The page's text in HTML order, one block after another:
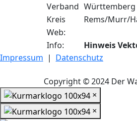
Verband Württemberg
Kreis
Rems/Murr/
Web:
Info:
Hinweis
Impressum | Datenschutz
Copyright © 2024 Der
×
×